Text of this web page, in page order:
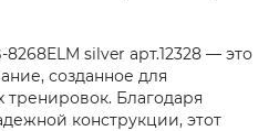
silver арт.12328 — это
созданное для
Благодаря
конструкции, этот